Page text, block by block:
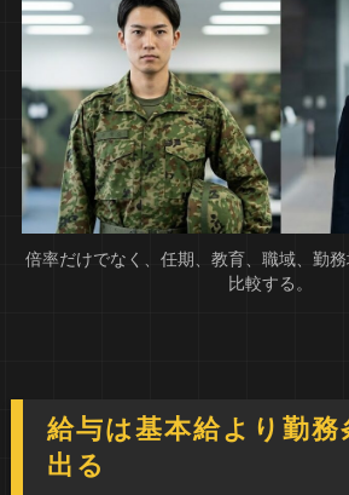
倍率だけでなく、任期、教育、職域、勤
比較する。
給与は基本給より勤務
出る